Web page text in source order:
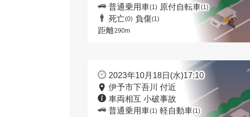
普通乗用車(1) 原付自転車(1)
死亡(0) 負傷(1)
距離290m
2023年10月18日(水)17:10
伊予市下吾川 付近
車両相互 小破事故
普通乗用車(1) 軽自動車(1)